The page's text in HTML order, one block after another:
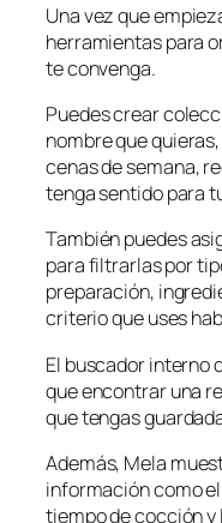
Una vez que
herramientas para
te convenga.
Puedes crear
nombre que
cenas de semana,
tenga sentido para
También puedes
para filtrarlas por
preparación,
criterio que uses
El buscador interno
que encontrar una
que tengas
Además, Mela
información como
tiempo de cocción